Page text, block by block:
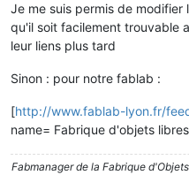
Je me suis permis de
qu'il soit facilement trouvable
leur liens plus tard
Sinon : pour notre fablab :
[http://www.fablab-lyon.fr/
name= Fabrique d'objets
Fabmanager de la Fabrique